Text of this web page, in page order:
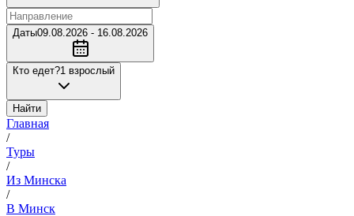
Даты09.08.2026 - 16.08.2026
Кто едет?1 взрослый
Найти
Главная
/
Туры
/
Из Минска
/
В Минск